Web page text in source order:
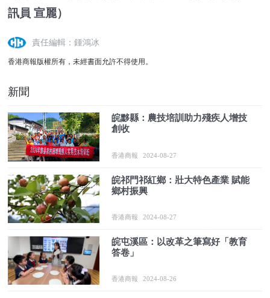
訊員 宣麗）
責任編輯：鍾鴻冰
香港商報版權所有，未經書面允許不得使用。
新聞
皖黟縣：農技培訓助力殘疾人增技
創收
香港商報 2024-08-27
皖祁門祁紅鄉：壯大特色產業 賦能
鄉村振興
香港商報 2024-08-27
皖屯溪區：以改革之筆寫好「教育
答卷」
香港商報 2024-08-26